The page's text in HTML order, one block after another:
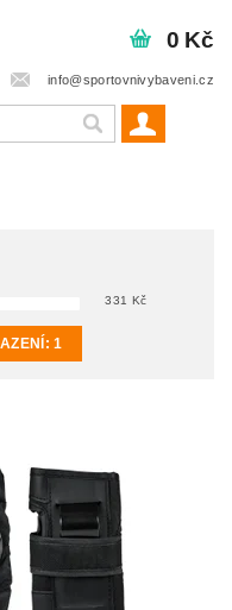
info@sportovnivybaveni.cz
0 Kč
331 Kč
1